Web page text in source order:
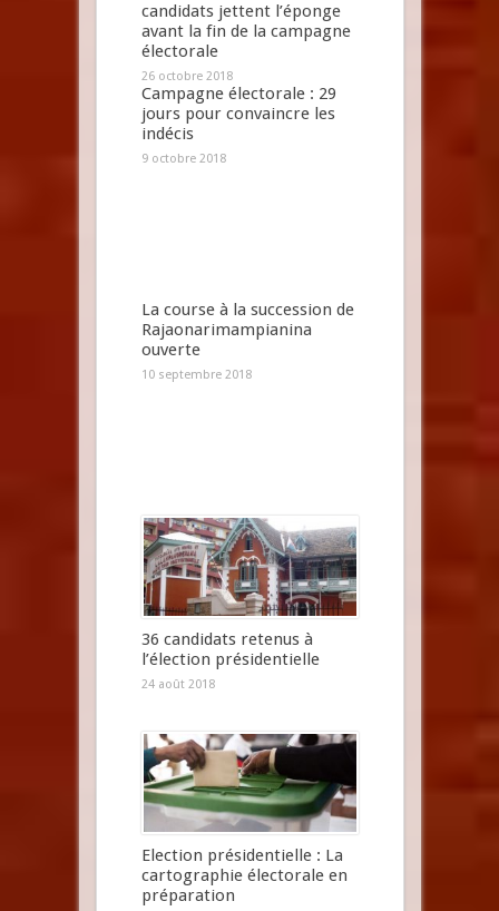
candidats jettent l’éponge
avant la fin de la campagne
électorale
26 octobre 2018
Campagne électorale : 29
jours pour convaincre les
indécis
9 octobre 2018
La course à la succession de
Rajaonarimampianina
ouverte
10 septembre 2018
36 candidats retenus à
l’élection présidentielle
24 août 2018
Election présidentielle : La
cartographie électorale en
préparation